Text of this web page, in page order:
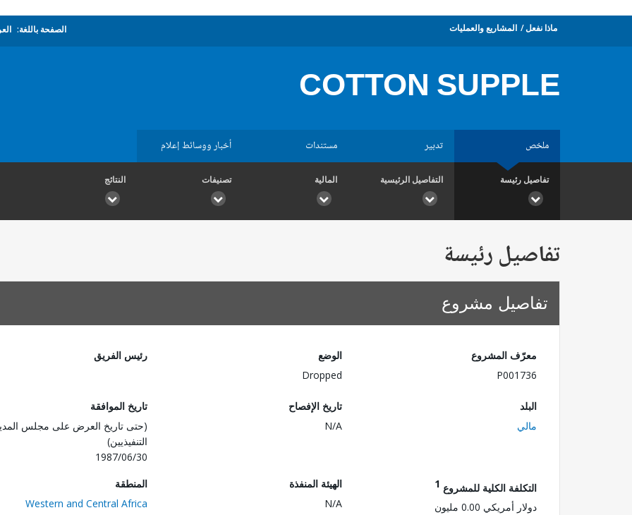
ماذا نفعل المشاريع والعمليات الصفحة باللغة:
COTTON SUPPLE
ملخص تدبير مستندات أخبار ووسائط إعلام
تفاصيل رئيسة التفاصيل الرئيسية المالية تصنيفات النتائج
تفاصيل رئيسة
تفاصيل مشروع
معرّف المشروع
P001736
الوضع
Dropped
رئيس الفريق
البلد
مالي
تاريخ الإفصاح
N/A
تاريخ الموافقة
(حتى تاريخ العرض على مجلس
التنفيذيين)
1987/06/30
التكلفة الكلية للمشروع 1
دولار أمريكي 0.00 مليون
الهيئة المنفذة
N/A
المنطقة
Western and Central Africa